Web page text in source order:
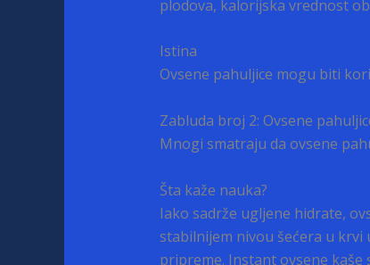
plodova, kalorijska vrednost
Istina
Ovsene pahuljice mogu biti
Zabluda broj 2: Ovsene
Mnogi smatraju da ovsene
Šta kaže nauka?
Iako sadrže ugljene hidrate,
stabilnijem nivou šećera u
pripreme. Instant ovsene kaše